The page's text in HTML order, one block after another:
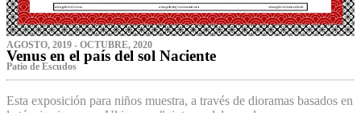
AGOSTO, 2019 - OCTUBRE, 2020
Venus en el país del sol Naciente
P‌atio de Escudos
Esta exposición para niños muestra, a través de dioramas basados en